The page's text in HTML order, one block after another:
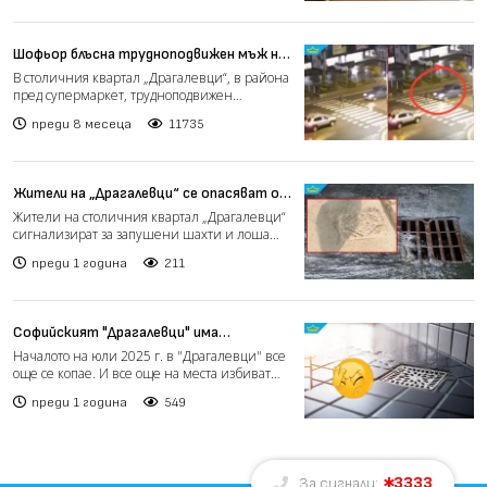
Шофьор блъсна трудноподвижен мъж на
пешеходна пътека в София и дори не
спря (видео 18+)
В столичния квартал „Драгалевци“, в района
пред супермаркет, трудноподвижен
преди 8 месеца 11735
Жители на „Драгалевци“ се опасяват от
наводнения заради запушени шахти
(видео)
Жители на столичния квартал „Драгалевци“
сигнализират за запушени шахти и лоша
преди 1 година 211
Софийският "Драгалевци" има
канализация за 40 млн. лева, но
отпадните води пак са в дерето
Началото на юли 2025 г. в "Драгалевци" все
още се копае. И все още на места избиват
преди 1 година 549